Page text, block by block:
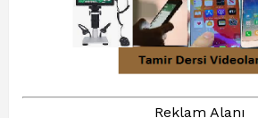
Reklam Alanı